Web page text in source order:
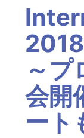
～プ
会開
ート